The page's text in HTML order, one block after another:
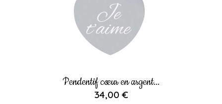
Pendentif cœur en argent...
34,00 €